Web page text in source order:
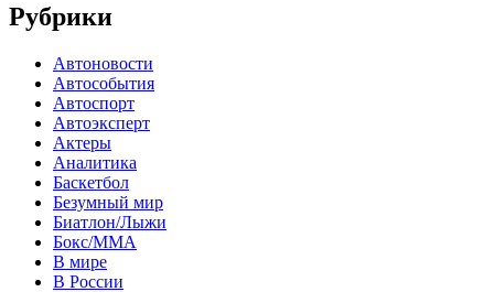
Рубрики
Автоновости
Автособытия
Автоспорт
Автоэксперт
Актеры
Аналитика
Баскетбол
Безумный мир
Биатлон/Лыжи
Бокс/MMA
В мире
В России